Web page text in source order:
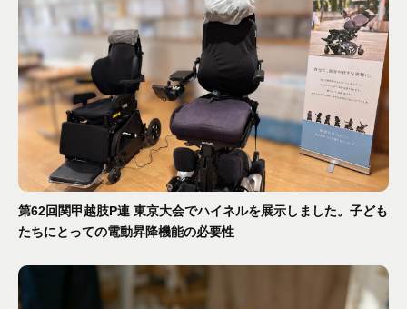
第62回関甲越肢P連 東京大会でハイネルを展示しました。子ども
たちにとっての電動昇降機能の必要性